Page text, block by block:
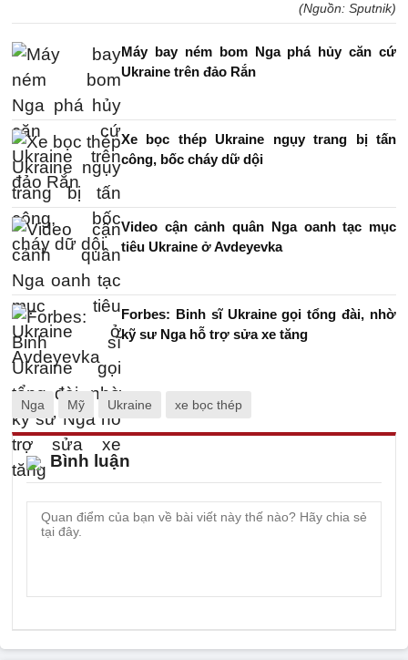
(Nguồn: Sputnik)
Máy bay ném bom Nga phá hủy căn cứ
Ukraine trên đảo Rắn
Xe bọc thép Ukraine ngụy trang bị tấn
công, bốc cháy dữ dội
Video cận cảnh quân Nga oanh tạc mục
tiêu Ukraine ở Avdeyevka
Forbes: Binh sĩ Ukraine gọi tổng đài, nhờ
kỹ sư Nga hỗ trợ sửa xe tăng
Nga Mỹ Ukraine xe bọc thép
Bình luận